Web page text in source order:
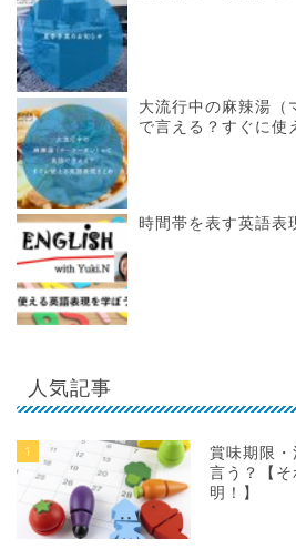
大流行中の麻辣湯（
で言える？すぐに使
時間帯を表す英語表
人気記事
1
賞味期限
言う？【
明！】